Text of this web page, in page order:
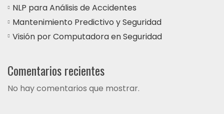
NLP para Análisis de Accidentes
Mantenimiento Predictivo y Seguridad
Visión por Computadora en Seguridad
Comentarios recientes
No hay comentarios que mostrar.